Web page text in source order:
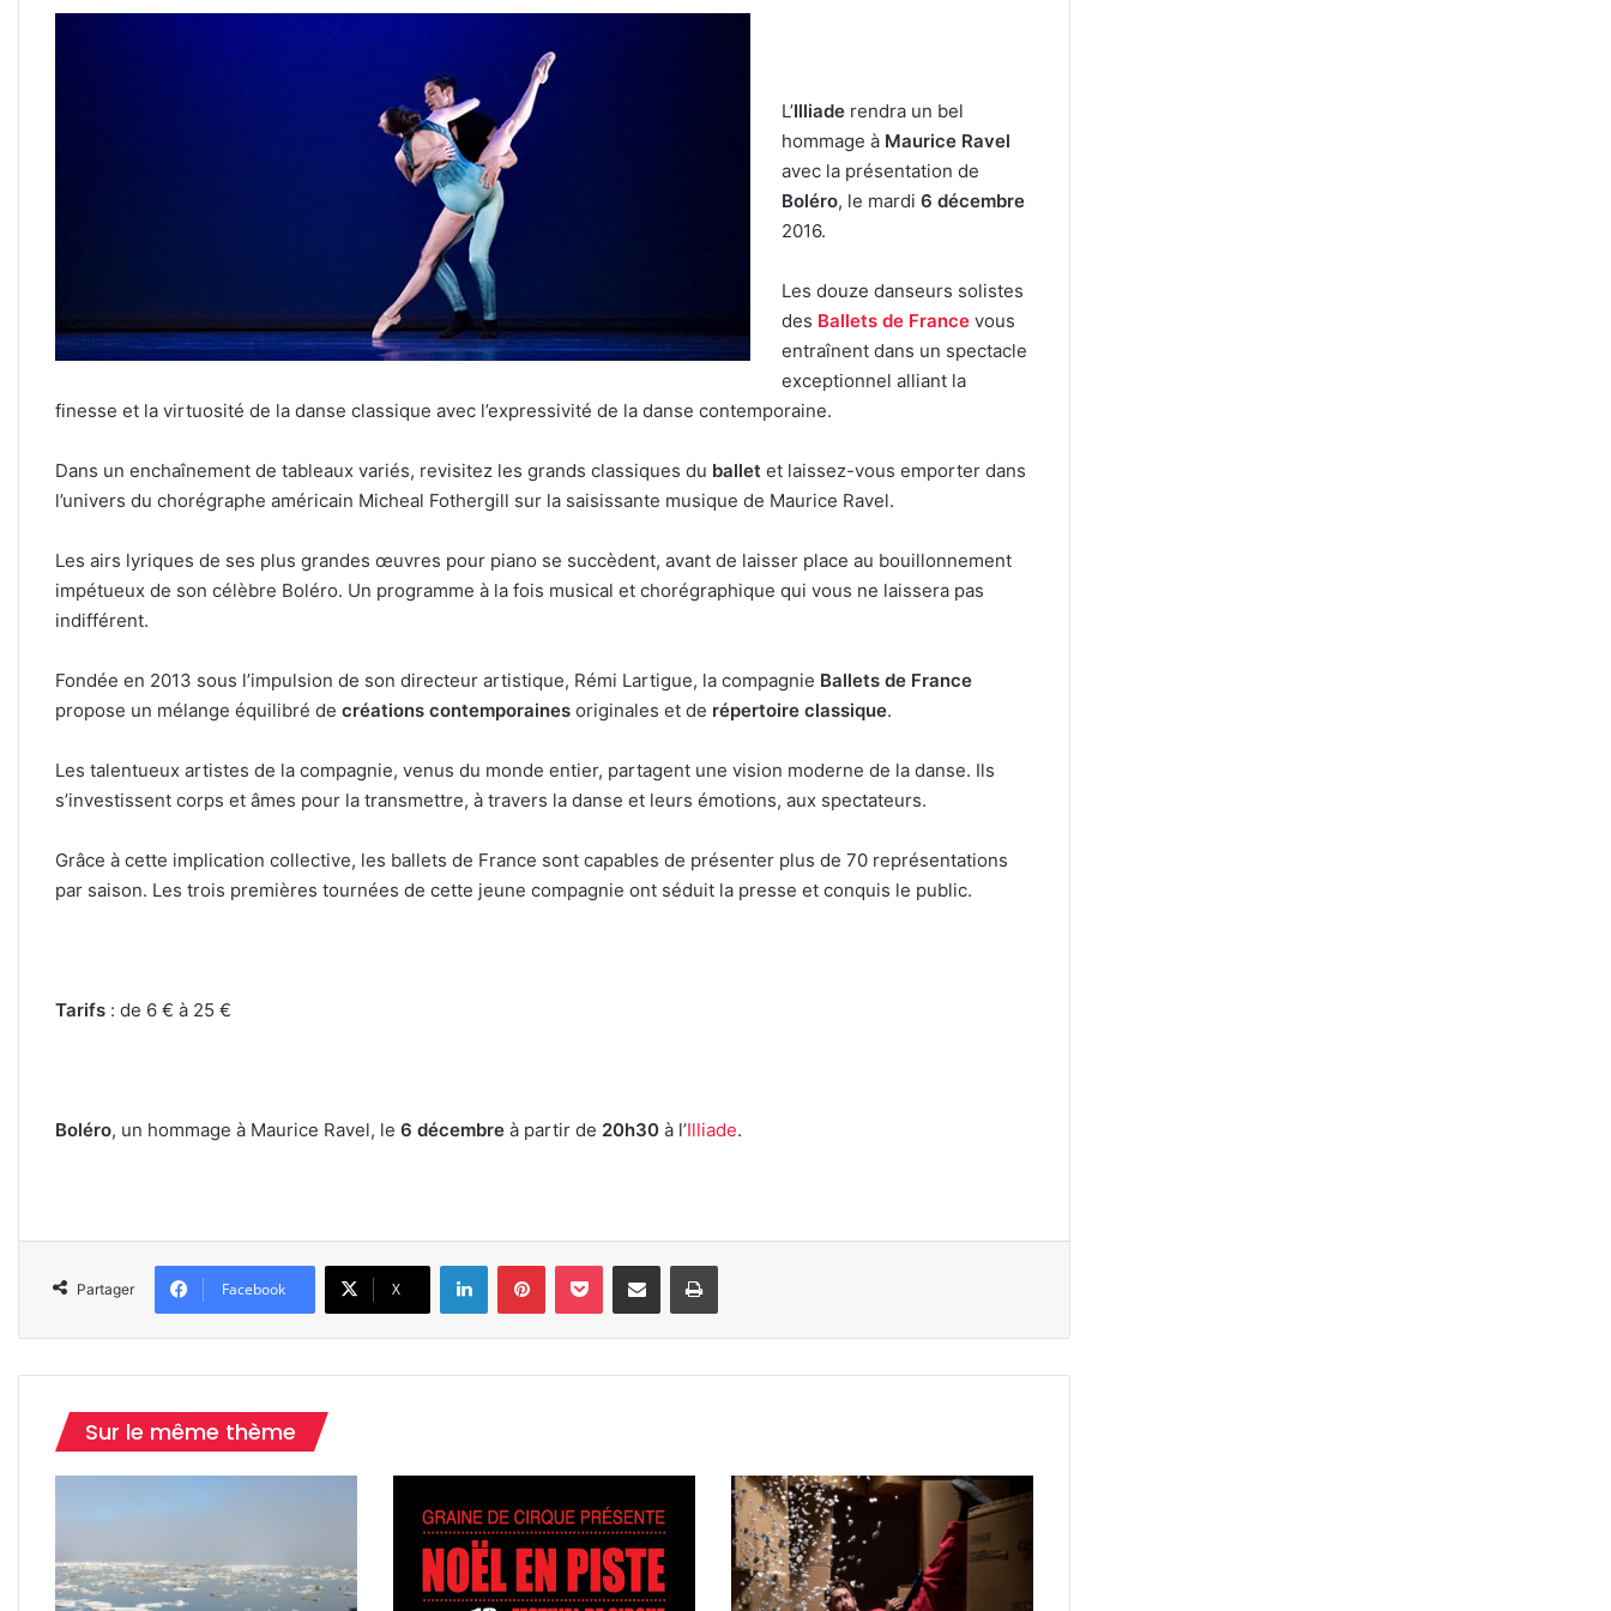
L’Illiade rendra un bel
hommage à Maurice Ravel
avec la présentation de
Boléro, le mardi6 décembre
2016.
Les douze danseurs solistes
des Ballets de France vous
entraînent dans un spectacle
exceptionnel alliant la
finesse et la virtuosité de la danse classique avec l’expressivité de la danse contemporaine.
Dans un enchaînement de tableaux variés, revisitez les grands classiques du ballet et laissez-vous emporter dans
l’univers du chorégraphe américain Micheal Fothergill sur la saisissante musique de Maurice Ravel.
Les airs lyriques de ses plus grandes œuvres pour piano se succèdent, avant de laisser place au bouillonnement
impétueux de son célèbre Boléro. Un programme à la fois musical et chorégraphique qui vous ne laissera pas
indifférent.
Fondée en 2013 sous l’impulsion de son directeur artistique, Rémi Lartigue, la compagnie Ballets de France
propose un mélange équilibré de créations contemporaines originales et de répertoire classique.
Les talentueux artistes de la compagnie, venus du monde entier, partagent une vision moderne de la danse. Ils
s’investissent corps et âmes pour la transmettre, à travers la danse et leurs émotions, aux spectateurs.
Grâce à cette implication collective, les ballets de France sont capables de présenter plus de 70 représentations
par saison. Les trois premières tournées de cette jeune compagnie ont séduit la presse et conquis le public.
Tarifs : de 6 € à 25 €
Boléro, un hommage à Maurice Ravel, le 6 décembre à partir de 20h30 à l’Illiade.
Partager Facebook X
Sur le même thème